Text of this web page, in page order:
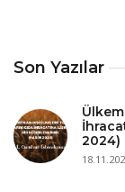
Son Yazılar
2024)